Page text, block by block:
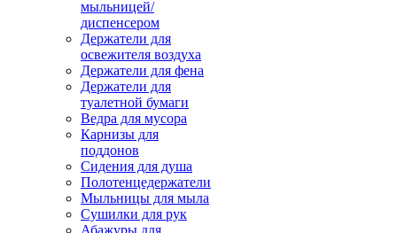
мыльницей/
диспенсером
Держатели для
освежителя воздуха
Держатели для фена
Держатели для
туалетной бумаги
Ведра для мусора
Карнизы для
поддонов
Сидения для душа
Полотенцедержатели
Мыльницы для мыла
Сушилки для рук
Абажуры для